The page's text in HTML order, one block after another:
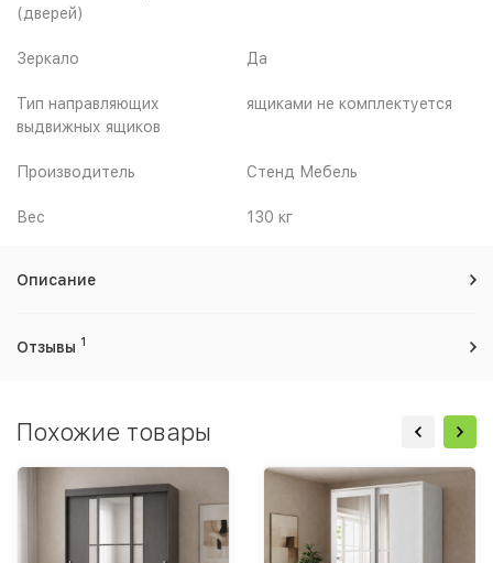
(дверей)
Зеркало Да
Тип направляющих
выдвижных ящиков
ящиками не комплектуется
Производитель Стенд Мебель
Вес 130 кг
Описание
Отзывы 1
Похожие товары